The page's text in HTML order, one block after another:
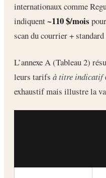
internationaux comme
indiquent~110 $/mois
scan du courrier +
L’annexe A (Tableau 2)
leurs tarifs à titre indicatif
exhaustif mais illustre la